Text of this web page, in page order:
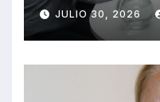
JULIO 30, 2026